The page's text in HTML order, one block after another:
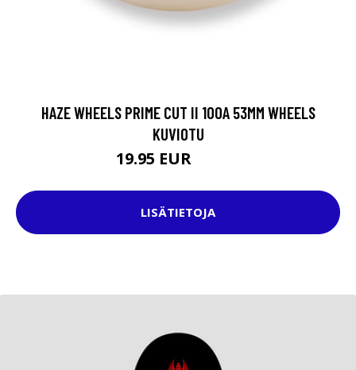
HAZE WHEELS PRIME CUT II 100A 53MM WHEELS
KUVIOTU
19.95 EUR
LISÄTIETOJA